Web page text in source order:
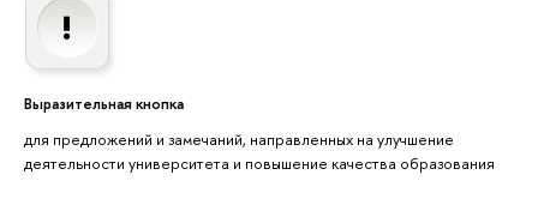
Выразительная кнопка
для предложений и замечаний, направленных на улучшение
деятельности университета и повышение качества образования